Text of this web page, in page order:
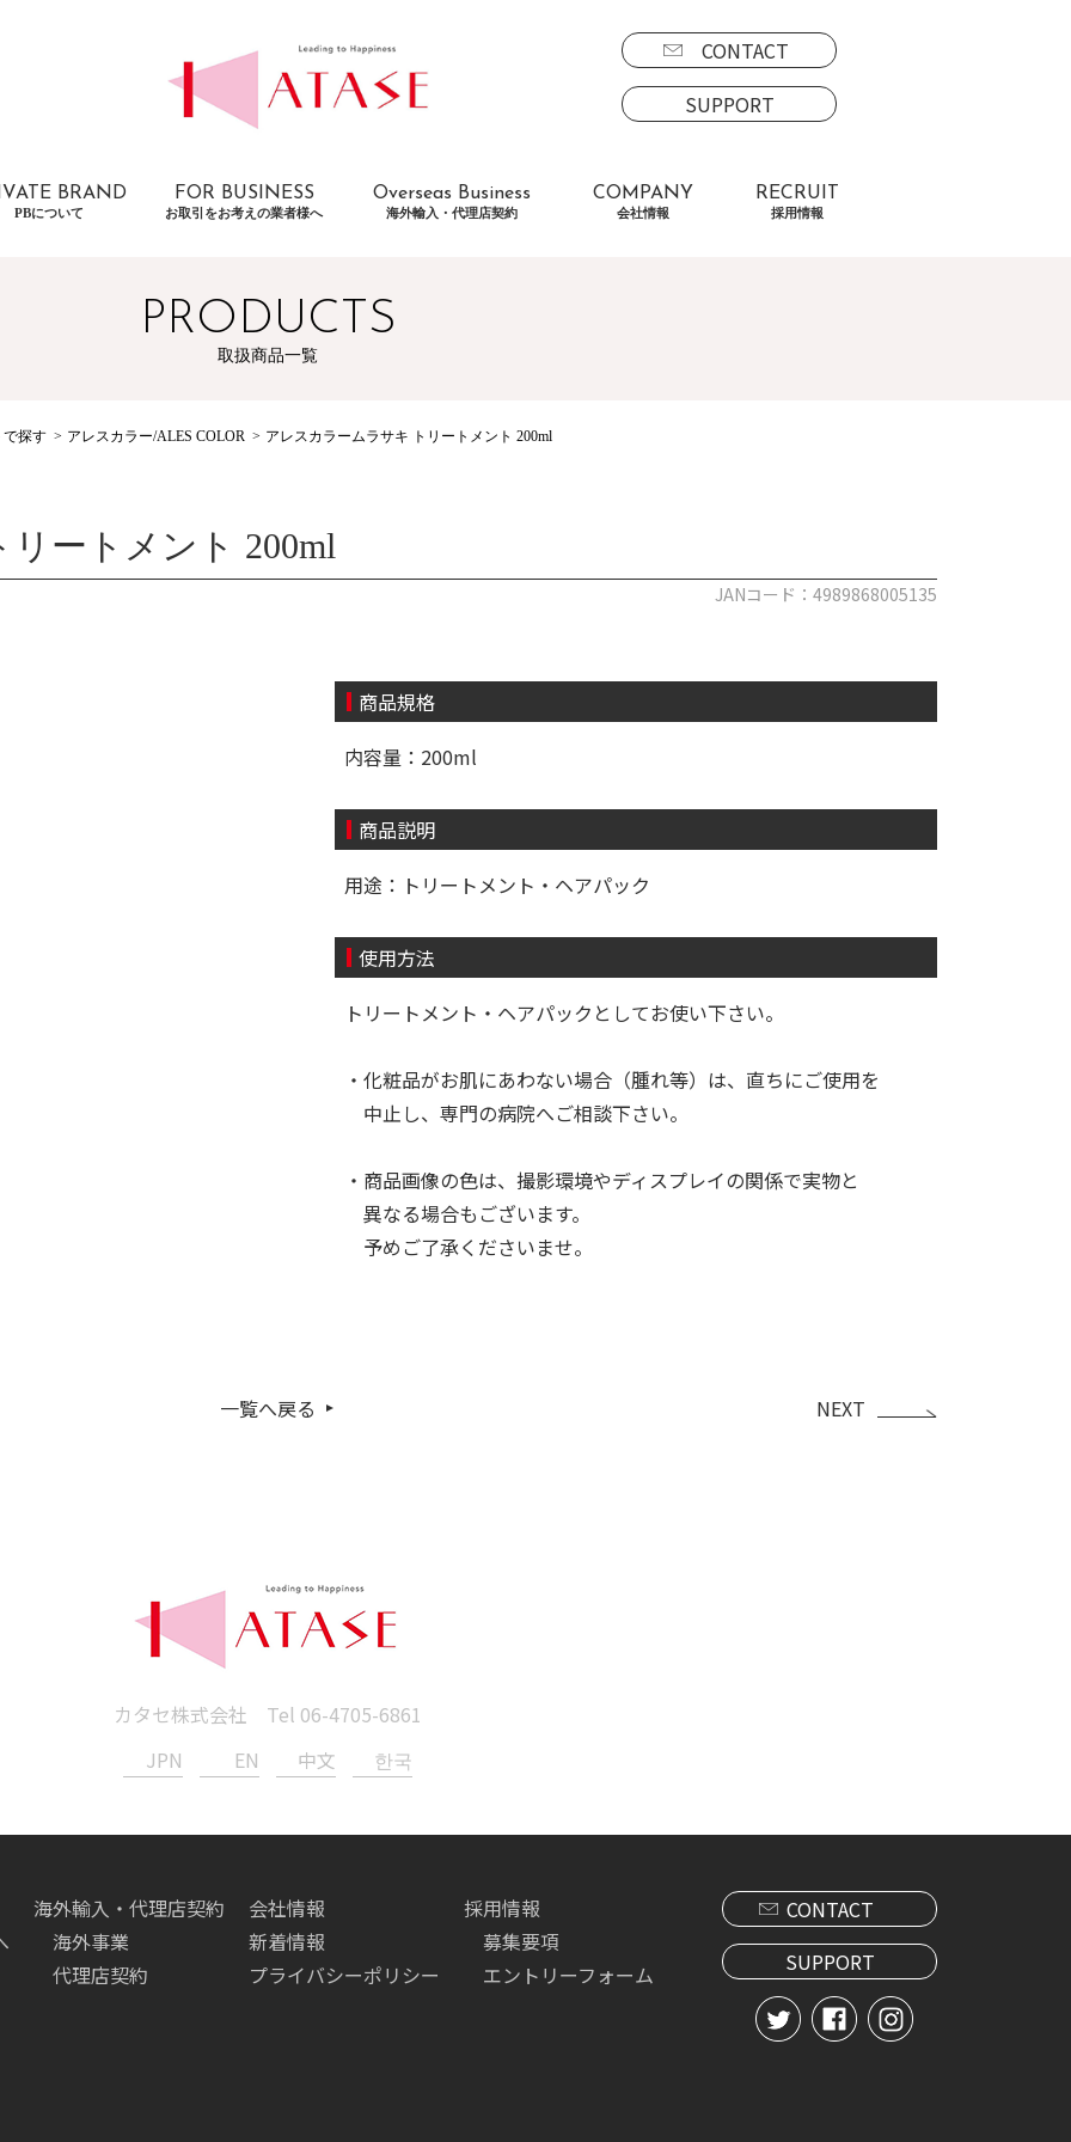
CONTACT
SUPPORT
BRAND
PBについて
FOR BUSINESS
お取引をお考えの業者様へ
Overseas Business
海外輸入・代理店契約
COMPANY
会社情報
RECRUIT
採用情報
PRODUCTS
取扱商品一覧
で探す アレスカラー/ALES COLOR アレスカラームラサキ トリートメント 200ml
ートメント 200ml
JANコード：4989868005135
商品規格
内容量：200ml
商品説明
用途：トリートメント・ヘアパック
使用方法
トリートメント・ヘアパックとしてお使い下さい。
・化粧品がお肌にあわない場合（腫れ等）は、直ちにご使用を
中止し、専門の病院へご相談下さい。
・商品画像の色は、撮影環境やディスプレイの関係で実物と
異なる場合もございます。
予めご了承くださいませ。
一覧へ戻る NEXT
カタセ株式会社 Tel 06-4705-6861
JPN
EN 中文 한국
海外輸入・代理店契約
海外事業
代理店契約
会社情報
新着情報
プライバシーポリシー
採用情報
募集要項
エントリーフォーム
CONTACT
SUPPORT